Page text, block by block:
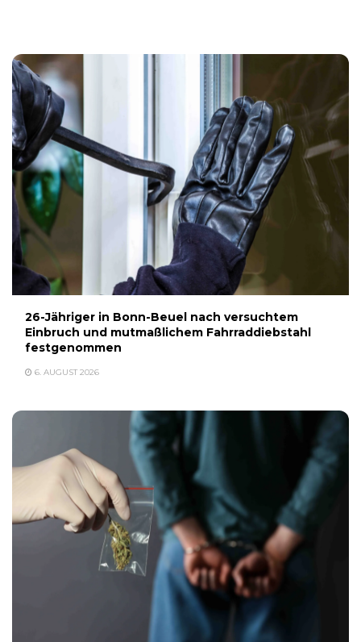
26-Jähriger in Bonn-Beuel nach versuchtem
Einbruch und mutmaßlichem Fahrraddiebstahl
festgenommen
6. AUGUST 2026